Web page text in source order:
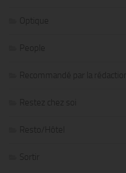
Optique
People
Recommandé par la rédaction
Restez chez soi
Resto/Hôtel
Sortir